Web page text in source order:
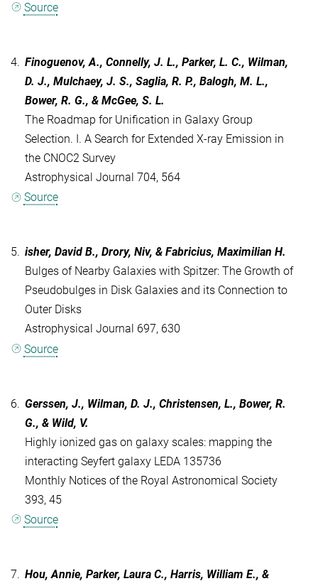
Source
4. Finoguenov, A., Connelly, J. L., Parker, L. C., Wilman,
D. J., Mulchaey, J. S., Saglia, R. P., Balogh, M. L.,
Bower, R. G., & McGee, S. L.
The Roadmap for Unification in Galaxy Group
Selection. I. A Search for Extended X-ray Emission in
the CNOC2 Survey
Astrophysical Journal 704, 564
Source
5. isher, David B., Drory, Niv, & Fabricius, Maximilian H.
Bulges of Nearby Galaxies with Spitzer: The Growth of
Pseudobulges in Disk Galaxies and its Connection to
Outer Disks
Astrophysical Journal 697, 630
Source
6. Gerssen, J., Wilman, D. J., Christensen, L., Bower, R.
G., & Wild, V.
Highly ionized gas on galaxy scales: mapping the
interacting Seyfert galaxy LEDA 135736
Monthly Notices of the Royal Astronomical Society
393, 45
Source
7. Hou, Annie, Parker, Laura C., Harris, William E., &